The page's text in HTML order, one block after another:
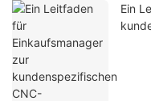
Ein